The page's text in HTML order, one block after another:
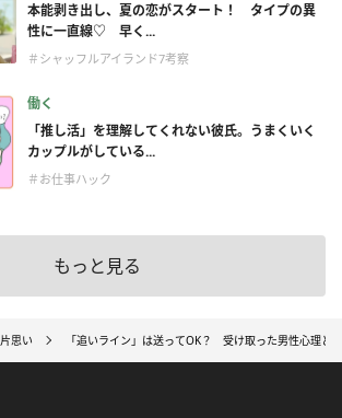
本能剥き出し、夏の恋がスタート！ タイプの異
性に一直線♡ 早く...
＃シャッフルアイランド7考察
働く
「推し活」を理解してくれない彼氏。うまくいく
カップルがしている...
＃お仕事ハック
もっと見る
片思い 「追いライン」は送ってOK？ 受け取った男性心理と